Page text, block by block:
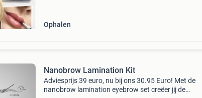
Ophalen
Nanobrow Lamination Kit
Adviesprijs 39 euro, nu bij ons 30.95 Euro! Met de
nanobrow lamination eyebrow set creëer jij de